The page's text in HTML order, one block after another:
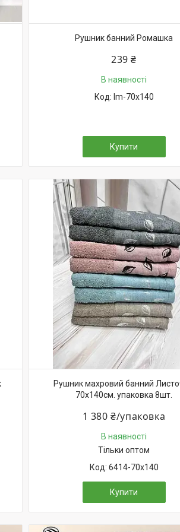
Рушник банний Ромашка
239 ₴
В наявності
lm-70х140
Купити
Рушник махровий банний
70х140см. упаковка 8шт.
1 380 ₴/упаковка
В наявності
Тільки оптом
6414-70х140
Купити